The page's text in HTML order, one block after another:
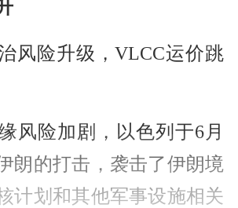
风险升级，VLCC运价跳
风险加剧，以色列于6月
朗的打击，袭击了伊朗境
计划和其他军事设施相关